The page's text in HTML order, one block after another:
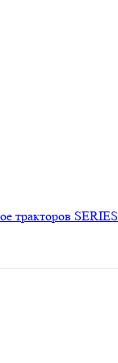
тракторов